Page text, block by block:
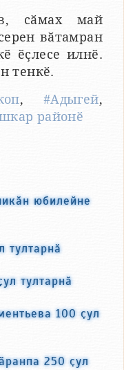
сӑмах май
вӑтамран
ӗҫлесе илнӗ.
тенкӗ.
, #Адыгей,
районӗ
юбилейне
тултарнӑ
тултарнӑ
100 ҫул
250 ҫул